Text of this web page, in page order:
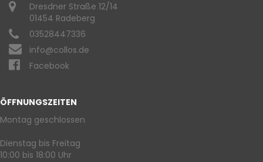
Dresdner Straße 12/14
01454 Radeberg
03528447336
info@collos.de
Facebook
ÖFFNUNGSZEITEN
Montag geschlossen
Dienstag bis Freitag
10:00 bis 18:00 Uhr